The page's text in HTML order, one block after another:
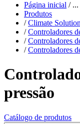
Página inicial /...
Produtos
/ Climate
/ Controladores
/ Controladores
/ Controladores
pressão
Catálogo de produtos